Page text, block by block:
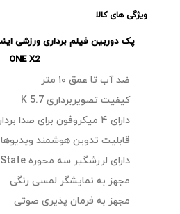
ویژگی های کالا
ONE X2
ضد آب تا عمق ۱۰ متر
کیفیت تصویربرداری 5.7 K
دارای ۴ میکروفون برای صدا برداری VR
قابلیت تدوین هوشمند ویدیوها
دارای لرزشگیر سه محوره FlowState
مجهز به نمایشگر لمسی رنگی
مجهز به فرمان پذیری صوتی